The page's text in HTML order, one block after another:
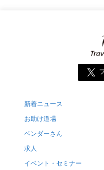
新着ニュース
お助け道場
ベンダーさん
求人
イベント・セミナー